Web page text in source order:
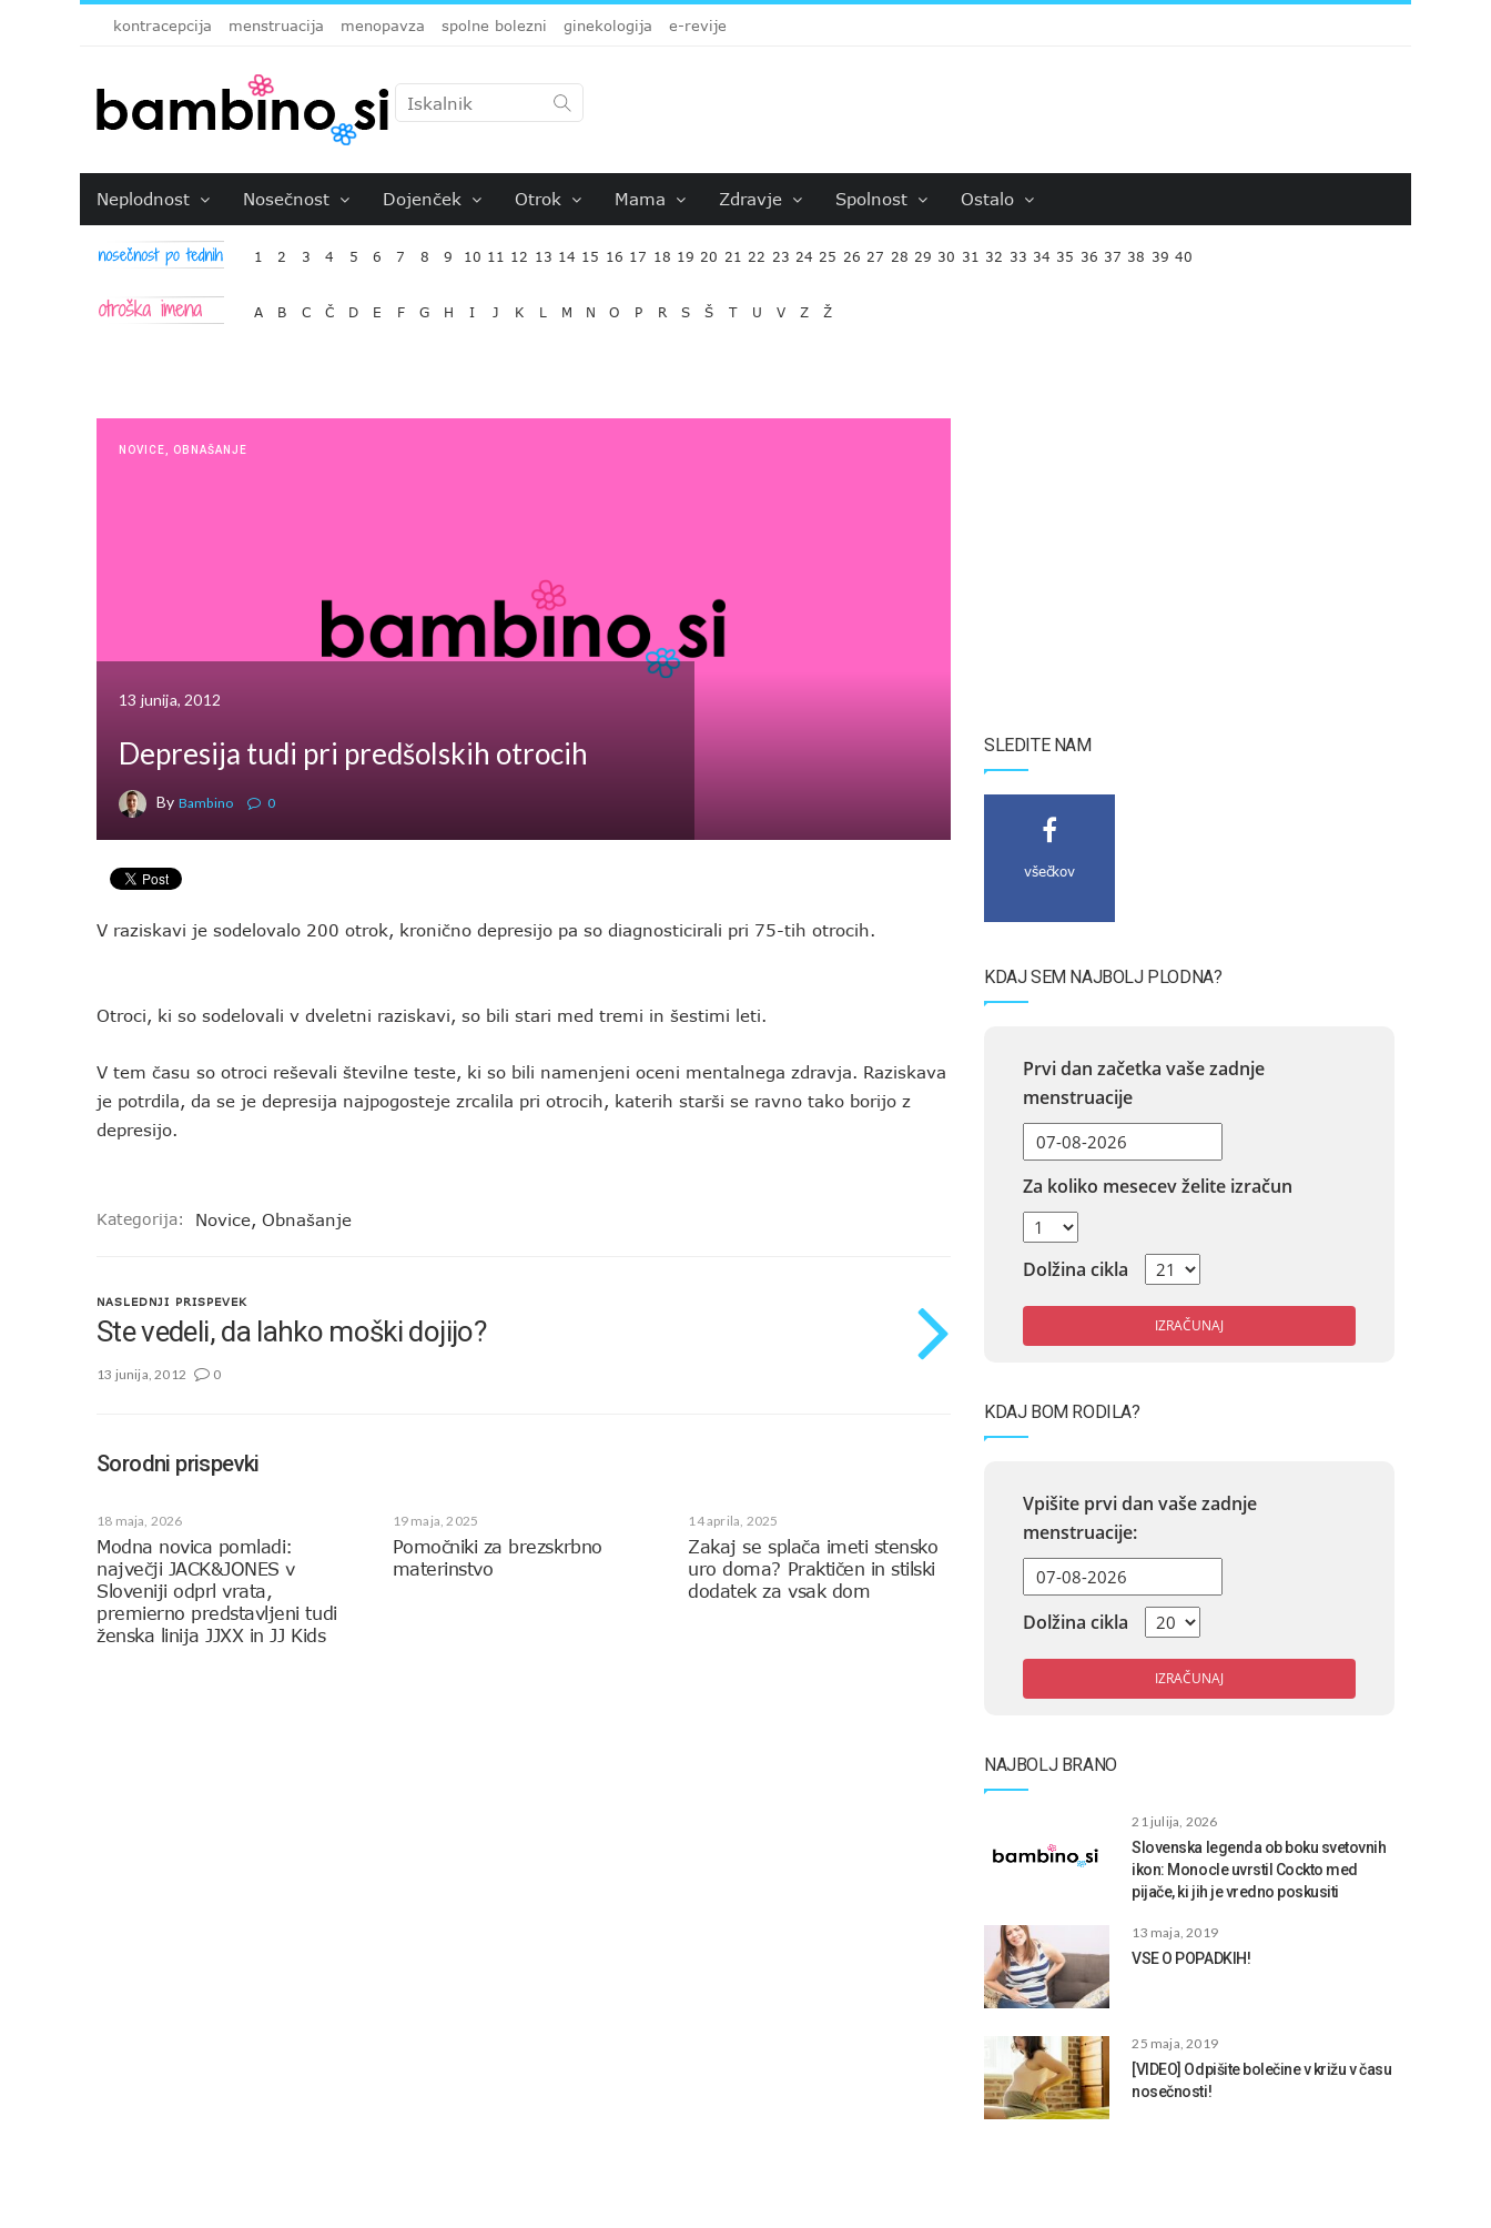
kontracepcija menstruacija menopavza spolne bolezni ginekologija e-revije
Neplodnost Nosečnost Dojenček Otrok Mama Zdravje Spolnost Ostalo
1 2 3 4 5 6 7 8 9 10 11 12 13 14 15 16 17 18 19 20 21 22 23 24 25 26 27 28 29 30 31 32 33 34 35 36 37 38 39 40
A B C Č D E F G H I J K L M N O P R S Š T U V Z Ž
NOVICE OBNAŠANJE
13 junija, 2012
Depresija tudi pri predšolskih otrocih
By Bambino 0
V raziskavi je sodelovalo 200 otrok, kronično depresijo pa so diagnosticirali pri 75-tih otrocih.
Otroci, ki so sodelovali v dveletni raziskavi, so bili stari med tremi in šestimi leti.
V tem času so otroci reševali številne teste, ki so bili namenjeni oceni mentalnega zdravja. Raziskava
je potrdila, da se je depresija najpogosteje zrcalila pri otrocih, katerih starši se ravno tako borijo z
depresijo.
Kategorija: Novice, Obnašanje
NASLEDNJI PRISPEVEK
Ste vedeli, da lahko moški dojijo?
13 junija, 2012 0
Sorodni prispevki
18 maja, 2026
Modna novica pomladi:
največji JACK&JONES v
Sloveniji odprl vrata,
premierno predstavljeni tudi
ženska linija JJXX in JJ Kids
19 maja, 2025
Pomočniki za brezskrbno
materinstvo
14 aprila, 2025
Zakaj se splača imeti stensko
uro doma? Praktičen in stilski
dodatek za vsak dom
SLEDITE NAM
všečkov
KDAJ SEM NAJBOLJ PLODNA?
Prvi dan začetka vaše zadnje
menstruacije
Za koliko mesecev želite izračun
Dolžina cikla
IZRAČUNAJ
KDAJ BOM RODILA?
Vpišite prvi dan vaše zadnje
menstruacije:
Dolžina cikla
IZRAČUNAJ
NAJBOLJ BRANO
21 julija, 2026
Slovenska legenda ob boku svetovnih
ikon: Monocle uvrstil Cockto med
pijače, ki jih je vredno poskusiti
13 maja, 2019
VSE O POPADKIH!
25 maja, 2019
[VIDEO] Odpišite bolečine v križu v času
nosečnosti!